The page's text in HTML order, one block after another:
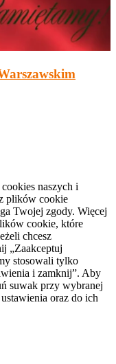
naszych i
plików cookie
Twojej zgody. Więcej
cookie, które
chcesz
„Zaakceptuj
stosowali tylko
i zamknij”. Aby
suwak przy wybranej
oraz do ich